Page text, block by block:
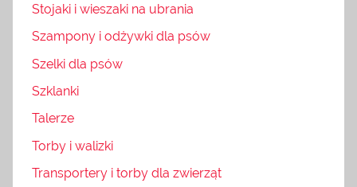
Stojaki i wieszaki na ubrania
Szampony i odżywki dla psów
Szelki dla psów
Szklanki
Talerze
Torby i walizki
Transportery i torby dla zwierząt